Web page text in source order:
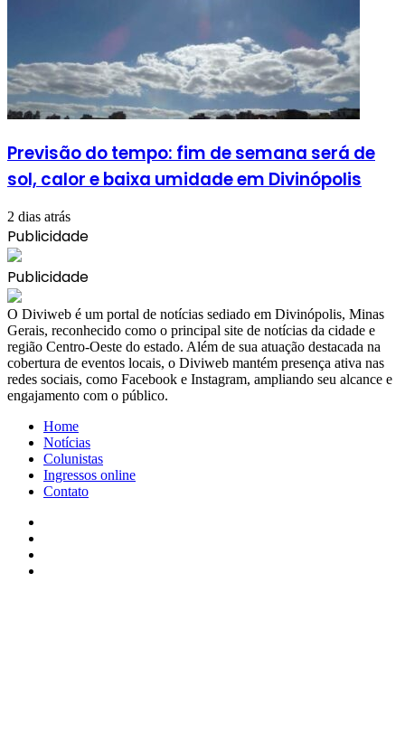
Previsão do tempo: fim de semana será de
sol, calor e baixa umidade em Divinópolis
2 dias atrás
Publicidade
Publicidade
​O Diviweb é um portal de notícias sediado em Divinópolis, Minas
Gerais, reconhecido como o principal site de notícias da cidade e
região Centro-Oeste do estado. Além de sua atuação destacada na
cobertura de eventos locais, o Diviweb mantém presença ativa nas
redes sociais, como Facebook e Instagram, ampliando seu alcance e
engajamento com o público.
Home
Notícias
Colunistas
Ingressos online
Contato